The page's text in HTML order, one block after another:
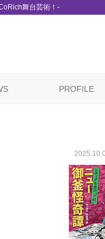
舞台芸術！-
PROFILE